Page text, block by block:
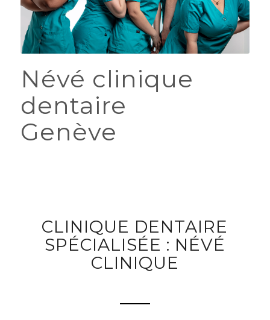
Névé clinique
dentaire
Cabinet dentaire
CLINIQUE DENTAIRE
SPÉCIALISÉE : NÉVÉ